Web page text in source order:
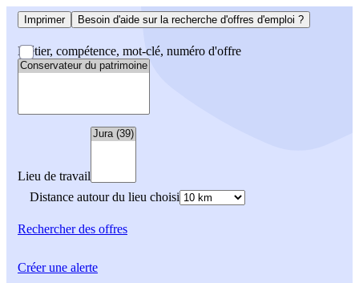
Imprimer Besoin d'aide sur la recherche d'offres d'emploi ?
Métier, compétence, mot-clé, numéro d'offre
Lieu de travail
Distance autour du lieu choisi
Rechercherdes offres
Créer une alerte